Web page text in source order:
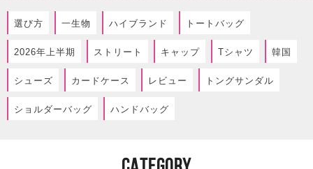
選び方 一生物 ハイブランド トートバッグ
2026年上半期 ストリート キャップ Tシャツ 韓国
シューズ カードケース レビュー トングサンダル
ショルダーバッグ ハンドバッグ